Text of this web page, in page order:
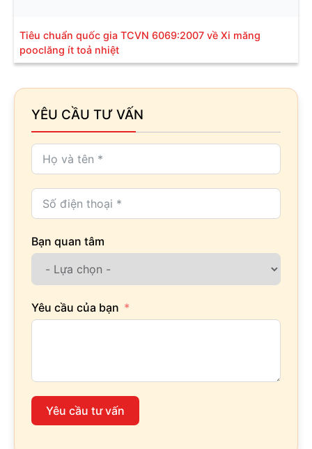
Tiêu chuẩn quốc gia TCVN 6069:2007 về Xi măng
pooclăng ít toả nhiệt
YÊU CẦU TƯ VẤN
Bạn quan tâm
Yêu cầu của bạn
Yêu cầu tư vấn